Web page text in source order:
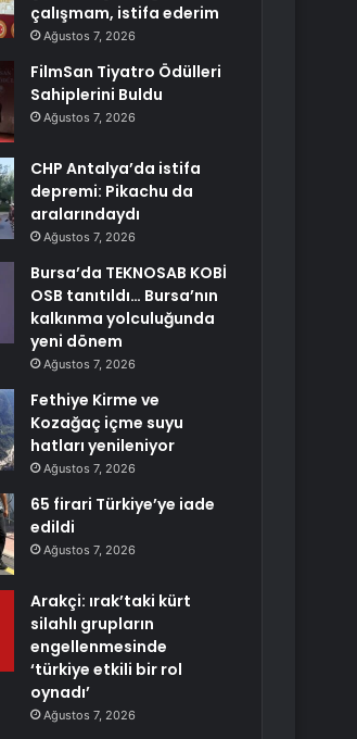
çalışmam, istifa ederim
Ağustos 7, 2026
FilmSan Tiyatro Ödülleri
Sahiplerini Buldu
Ağustos 7, 2026
CHP Antalya’da istifa
depremi: Pikachu da
aralarındaydı
Ağustos 7, 2026
Bursa’da TEKNOSAB KOBİ
OSB tanıtıldı… Bursa’nın
kalkınma yolculuğunda
yeni dönem
Ağustos 7, 2026
Fethiye Kirme ve
Kozağaç içme suyu
hatları yenileniyor
Ağustos 7, 2026
65 firari Türkiye’ye iade
edildi
Ağustos 7, 2026
Arakçi: ırak’taki kürt
silahlı grupların
engellenmesinde
‘türkiye etkili bir rol
oynadı’
Ağustos 7, 2026